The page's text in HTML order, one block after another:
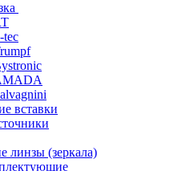
tec
вставки
линзы (зеркала)